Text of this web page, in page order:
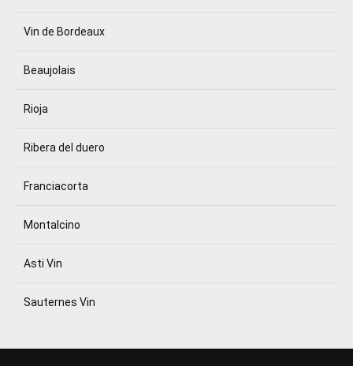
Vin de Bordeaux
Beaujolais
Rioja
Ribera del duero
Franciacorta
Montalcino
Asti Vin
Sauternes Vin